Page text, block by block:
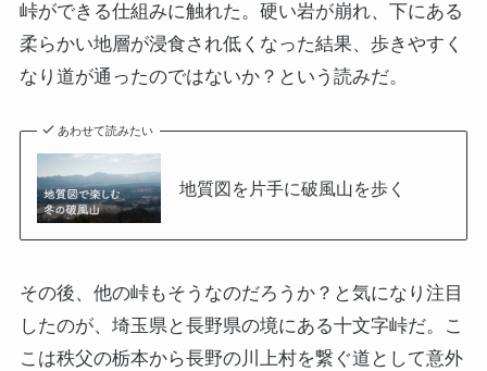
峠ができる仕組みに触れた。硬い岩が崩れ、下にある
柔らかい地層が浸食され低くなった結果、歩きやすく
なり道が通ったのではないか？という読みだ。
あわせて読みたい
地質図を片手に破風山を歩く
その後、他の峠もそうなのだろうか？と気になり注目
したのが、埼玉県と長野県の境にある十文字峠だ。こ
こは秩父の栃本から長野の川上村を繋ぐ道として意外